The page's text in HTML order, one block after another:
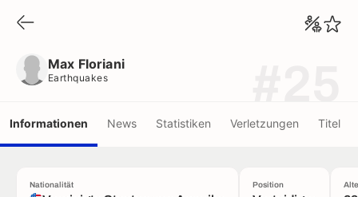
Max Floriani
Earthquakes
Informationen News Statistiken Verletzungen Titel
Nationalität Position